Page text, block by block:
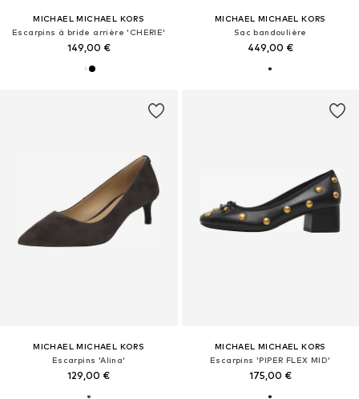
MICHAEL MICHAEL KORS
Escarpins à bride arrière 'CHERIE'
149,00 €
MICHAEL MICHAEL KORS
Sac bandoulière
449,00 €
MICHAEL MICHAEL KORS
Escarpins 'Alina'
129,00 €
MICHAEL MICHAEL KORS
Escarpins 'PIPER FLEX MID'
175,00 €